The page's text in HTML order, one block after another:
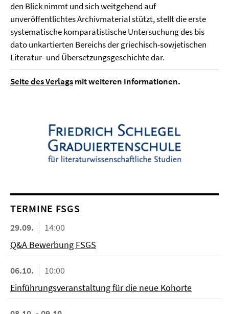
den Blick nimmt und sich weitgehend auf
unveröffentlichtes Archivmaterial stützt, stellt die erste
systematische komparatistische Untersuchung des bis
dato unkartierten Bereichs der griechisch-sowjetischen
Literatur- und Übersetzungsgeschichte dar.
Seite des Verlagsmit weiteren Informationen.
TERMINE FSGS
29.09.
14:00
Q&A Bewerbung FSGS
06.10.
10:00
Einführungsveranstaltung für die neue Kohorte